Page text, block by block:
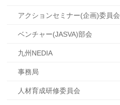
アクションセミナー(企画)委員会
ベンチャー(JASVA)部会
九州NEDIA
事務局
人材育成研修委員会